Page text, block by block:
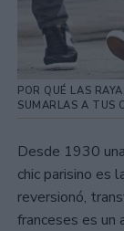
POR QUÉ LAS
SUMARLAS A TUS
Desde 1930
chic parisino es
reversionó,
franceses es un